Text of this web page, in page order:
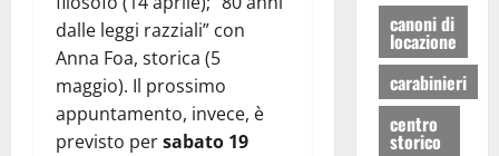
dalle leggi razziali” con
Anna Foa, storica (5
maggio). Il prossimo
appuntamento, invece, è
previsto persabato 19
canoni di
locazione
carabinieri
centro
storico